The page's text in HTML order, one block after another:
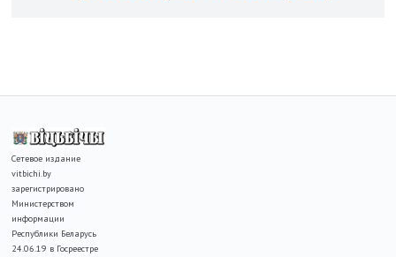
Сетевое издание
vitbichi.by
зарегистрировано
Министерством
информации
Республики Беларусь
24.06.19 в Госреестре